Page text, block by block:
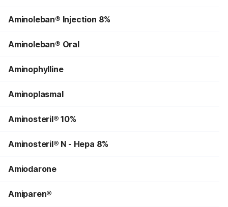
Aminoleban® Injection 8%
Aminoleban® Oral
Aminophylline
Aminoplasmal
Aminosteril® 10%
Aminosteril® N - Hepa 8%
Amiodarone
Amiparen®